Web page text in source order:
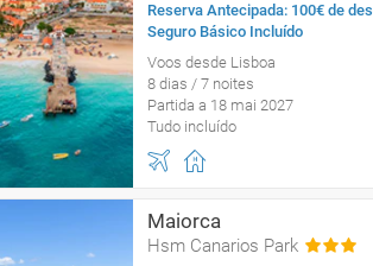
Reserva Antecipada: 100€ de
Seguro Básico Incluído
Voos desde Lisboa
8 dias / 7 noites
Partida a 18 mai 2027
Tudo incluído
Maiorca
Hsm Canarios Park